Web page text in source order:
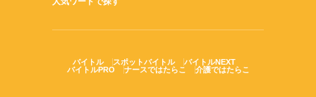
バイトル スポットバイトル
バイトルNEXT
バイトルPRO
ナースではたらこ 介護ではたらこ